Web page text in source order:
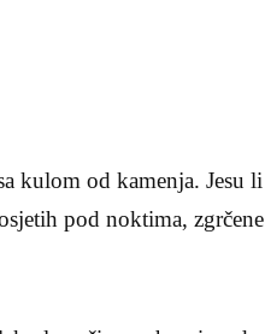
kulom od kamenja. Jesu li
pod noktima, zgrčene